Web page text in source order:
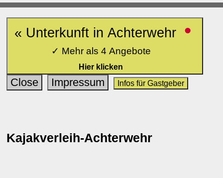
« Unterkunft in Achterwehr •
✓ Mehr als 4 Angebote
Hier klicken
Close Impressum Infos für Gastgeber
Kajakverleih-Achterwehr